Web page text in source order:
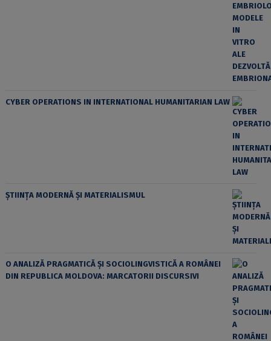
CYBER OPERATIONS IN INTERNATIONAL HUMANITARIAN LAW
ȘTIINȚA MODERNĂ ȘI MATERIALISMUL
O ANALIZĂ PRAGMATICĂ ȘI SOCIOLINGVISTICĂ A ROMÂNEI
DIN REPUBLICA MOLDOVA: MARCATORII DISCURSIVI